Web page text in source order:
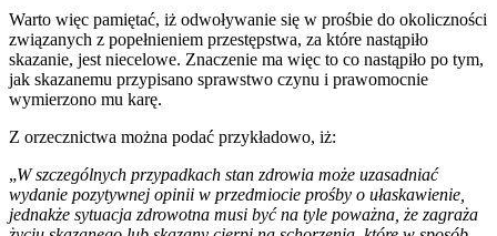
Warto więc pamiętać, iż odwoływanie się w prośbie do okoliczności
związanych z popełnieniem przestępstwa, za które nastąpiło
skazanie, jest niecelowe. Znaczenie ma więc to co nastąpiło po tym,
jak skazanemu przypisano sprawstwo czynu i prawomocnie
wymierzono mu karę.
Z orzecznictwa można podać przykładowo, iż:
„W szczególnych przypadkach stan zdrowia może uzasadniać
wydanie pozytywnej opinii w przedmiocie prośby o ułaskawienie,
jednakże sytuacja zdrowotna musi być na tyle poważna, że zagraża